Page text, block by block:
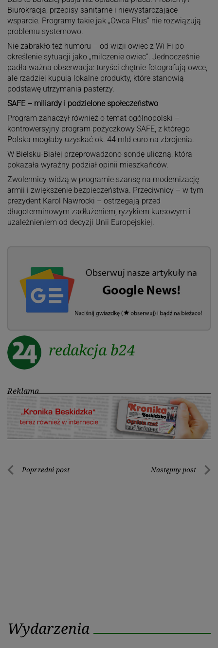
Biurokracja, przepisy sanitarne i niewystarczające
wsparcie. Programy takie jak „Owca Plus” nie rozwiązują
problemu systemowo.
Nie zabrakło też humoru – od wizji owiec z Wi-Fi po
określenie sytuacji jako „milczenie owiec”. Jednocześnie
padła ważna obserwacja: turyści chętnie fotografują owce,
ale rzadziej kupują lokalne produkty, które stanowią
podstawę utrzymania pasterzy.
SAFE – miliardy i podzielone społeczeństwo
Program zahaczył również o temat ogólnopolski –
kontrowersyjny program pożyczkowy SAFE, z którego
Polska mogłaby uzyskać ok. 44 mld euro na zbrojenia.
W Bielsku-Białej przeprowadzono sondę uliczną, która
pokazała wyraźny podział opinii mieszkańców.
Zwolennicy widzą w programie szansę na modernizację
armii i zwiększenie bezpieczeństwa. Przeciwnicy – w tym
prezydent Karol Nawrocki – ostrzegają przed
długoterminowym zadłużeniem, ryzykiem kursowym i
uzależnieniem od decyzji Unii Europejskiej.
redakcja b24
Reklama
Nawigacja
Poprzedni post Następny post
Wydarzenia